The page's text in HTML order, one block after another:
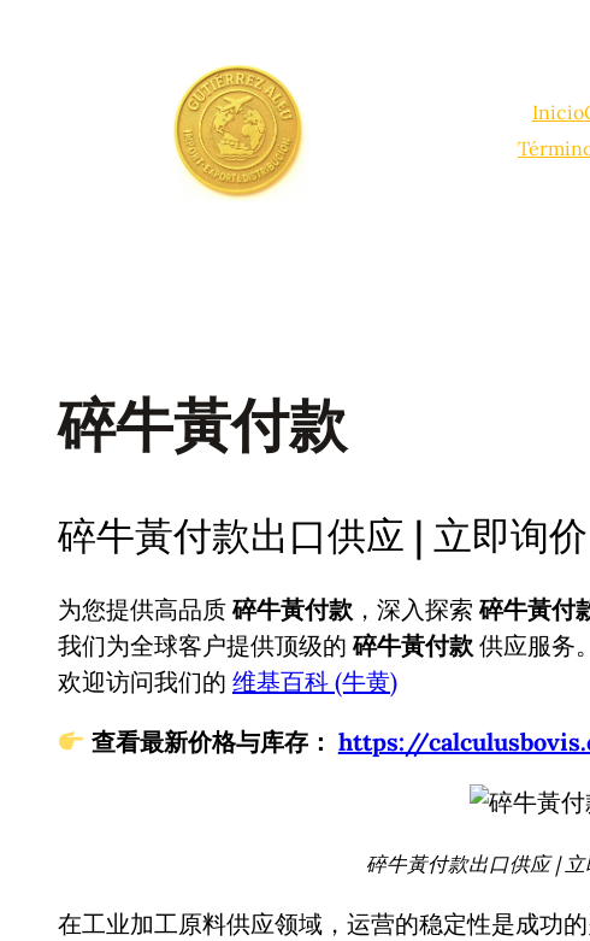
Inicio
碎牛黃付款
碎牛黃付款出口供应 | 立即询价
为您提供高品质 碎牛黃付款 ，深入探索 碎牛黃付
我们为全球客户提供顶级的 碎牛黃付款 供应服务。
欢迎访问我们的 维基百科 (牛黄)
查看最新价格与库存： https://
碎牛黃付款出口供应 |
在工业加工原料供应领域，运营的稳定性是成功